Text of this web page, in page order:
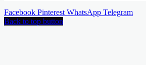
Facebook Pinterest WhatsApp Telegram
Back to top button